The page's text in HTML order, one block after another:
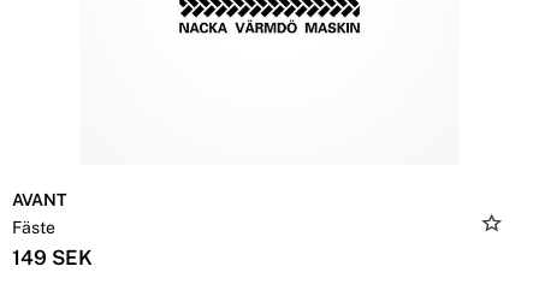
AVANT
Fäste
149 SEK